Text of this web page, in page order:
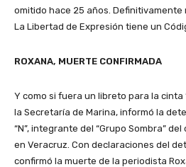
omitido hace 25 años. Definitivamente
La Libertad de Expresión tiene un
ROXANA, MUERTE CONFIRMADA
Y como si fuera un libreto para la cinta
la Secretaría de Marina, informó la
“N”, integrante del “Grupo Sombra”
en Veracruz. Con declaraciones del
confirmó la muerte de la periodista